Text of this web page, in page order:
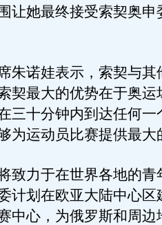
让她最终接受索契奥申
诺娃表示，索契与其
契最大的优势在于奥运
三十分钟内到达任何一
为运动员比赛提供最大
力于在世界各地的青
计划在欧亚大陆中心区
中心，为俄罗斯和周边